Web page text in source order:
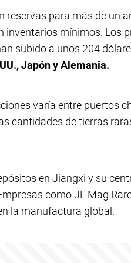
reservas para más de un
mínimos. Los
subido a unos 204
Japón y Alemania.
varía entre puertos
cantidades de tierras
en Jiangxi y su
como JL Mag
la manufactura global.